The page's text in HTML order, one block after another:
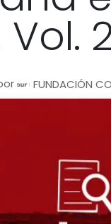
FUNDACIÓN